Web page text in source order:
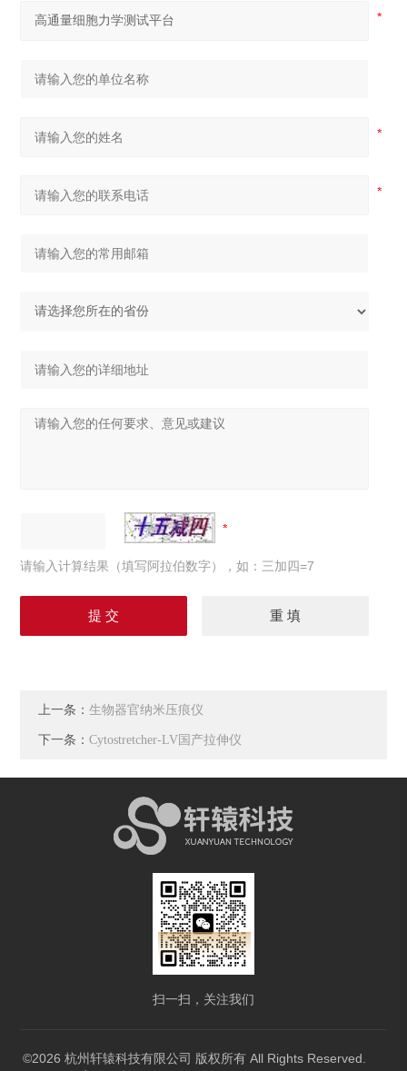
请输入计算结果（填写阿拉伯数字），如：三加四=7
上一条：生物器官纳米压痕仪
下一条：Cytostretcher-LV国产拉伸仪
扫一扫，关注我们
©2026 杭州轩辕科技有限公司 版权所有 All Rights Reserved.